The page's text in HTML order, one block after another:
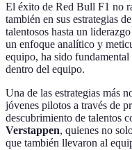
El éxito de Red Bull F1 no
también en sus estrategias
talentosos hasta un
un enfoque analítico y
equipo, ha sido
dentro del equipo.
Una de las estrategias más
jóvenes pilotos a través de
descubrimiento de talentos
Verstappen, quienes no
que también llevaron al